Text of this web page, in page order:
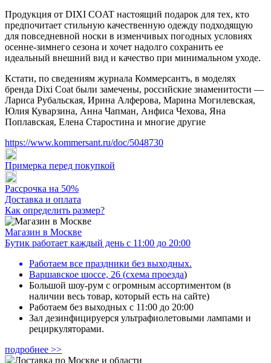
Продукция от DIXI COAT настоящий подарок для тех, кто
предпочитает стильную качественную одежду подходящую
для повседневной носки в изменчивых погодных условиях
осенне-зимнего сезона и хочет надолго сохранить ее
идеальный внешний вид и качество при минимальном уходе.
Кстати, по сведениям журнала Коммерсантъ, в моделях
бренда Dixi Coat были замечены, российские знаменитости —
Лариса Рубальская, Ирина Алферова, Марина Могилевская,
Юлия Куварзина, Анна Чапман, Анфиса Чехова, Яна
Поплавская, Елена Старостина и многие другие
https://www.kommersant.ru/doc/5048730
Примерка перед покупкой
Рассрочка на 50%
Доставка и оплата
Как определить размер?
Магазин в Москве
Бутик работает каждый день с 11:00 до 20:00
Работаем все праздники без выходных.
Варшавское шоссе, 26 (схема проезда)
Большой шоу-рум с огромным ассортиментом (в
наличии весь товар, который есть на сайте)
Работаем без выходных с 11:00 до 20:00
Зал дезинфицируерся ультрафиолетовыми лампами и
рециркуляторами.
подробнее >>